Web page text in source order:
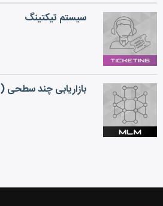
سیستم تیکتینگ
بازاریابی چند سطحی (MLM)